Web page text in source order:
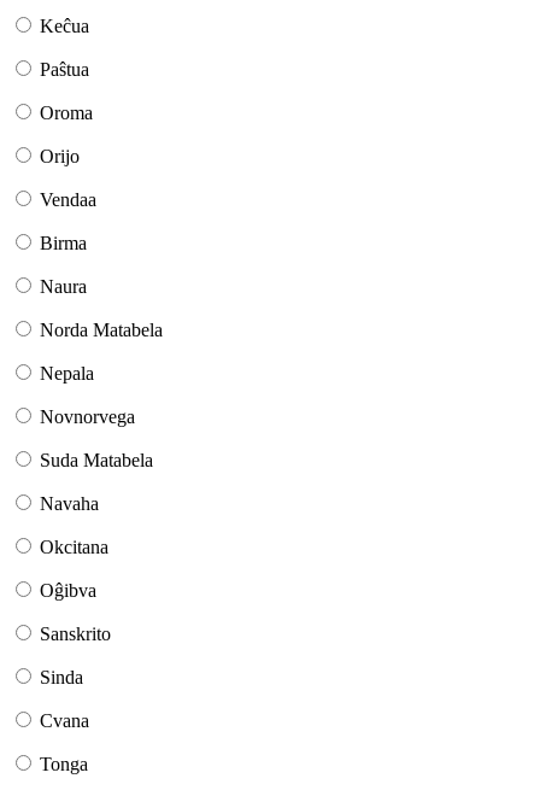
Keĉua
Paŝtua
Oroma
Orijo
Vendaa
Birma
Naura
Norda Matabela
Nepala
Novnorvega
Suda Matabela
Navaha
Okcitana
Oĝibva
Sanskrito
Sinda
Cvana
Tonga